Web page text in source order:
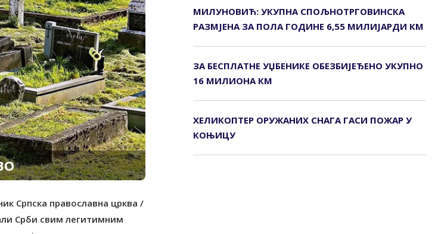
Српска православна црква /
Срби свим легитимним
МИЛУНОВИЋ: УКУПНА СПОЉНОТРГОВИНСКА
РАЗМЈЕНА ЗА ПОЛА ГОДИНЕ 6,55 МИЛИЈАРДИ КМ
ЗА БЕСПЛАТНЕ УЏБЕНИКЕ ОБЕЗБИЈЕЂЕНО УКУПНО
16 МИЛИОНА КМ
ХЕЛИКОПТЕР ОРУЖАНИХ СНАГА ГАСИ ПОЖАР У
КОЊИЦУ